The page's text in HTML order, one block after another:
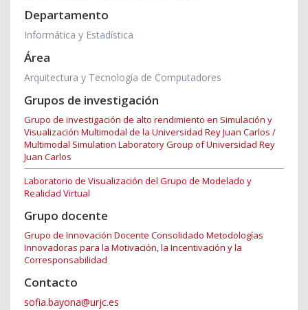
Departamento
Informática y Estadística
Área
Arquitectura y Tecnología de Computadores
Grupos de investigación
Grupo de investigación de alto rendimiento en Simulación y
Visualización Multimodal de la Universidad Rey Juan Carlos /
Multimodal Simulation Laboratory Group of Universidad Rey
Juan Carlos
Laboratorio de Visualización del Grupo de Modelado y
Realidad Virtual
Grupo docente
Grupo de Innovación Docente Consolidado Metodologías
Innovadoras para la Motivación, la Incentivación y la
Corresponsabilidad
Contacto
sofia.bayona@urjc.es